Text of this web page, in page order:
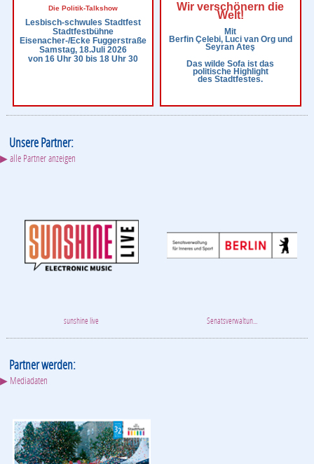
Die Politik-Talkshow
Lesbisch-schwules Stadtfest
Stadtfestbühne
Eisenacher-/Ecke Fuggerstraße
Samstag, 18.Juli 2026
von 16 Uhr 30 bis 18 Uhr 30
Wir verschönern die
Welt!
Mit
Berfin Çelebi, Luci van Org und
Seyran Ateş
Das wilde Sofa ist das
politische Highlight
des Stadtfestes.
Unsere Partner:
▶ alle Partner anzeigen
sunshine live Senatsverwaltun...
Partner werden:
▶ Mediadaten